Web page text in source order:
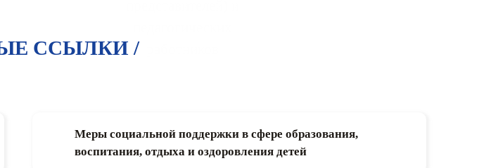
ССЫЛКИ /
Меры социальной поддержки в сфере образования,
воспитания, отдыха и оздоровления детей